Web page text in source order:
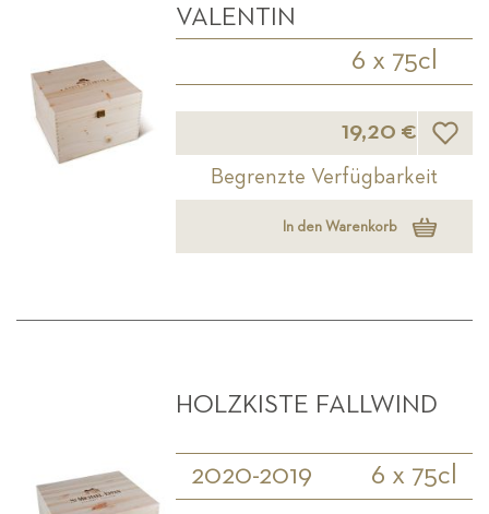
VALENTIN
6 x 75cl
19,20 €
Begrenzte Verfügbarkeit
In den Warenkorb
HOLZKISTE FALLWIND
2020-2019 6 x 75cl